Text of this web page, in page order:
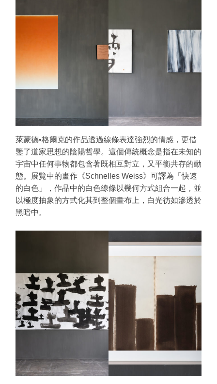
萊蒙德•格爾克的作品透過線條表達強烈的情感，更借
鑒了道家思想的陰陽哲學。這個傳統概念是指在未知的
宇宙中任何事物都包含著既相互對立，又平衡共存的動
態。展覽中的畫作《Schnelles Weiss》可譯為「快速
的白色」，作品中的白色線條以幾何方式組合一起，並
以極度抽象的方式化其到整個畫布上，白光彷如滲透於
黑暗中。